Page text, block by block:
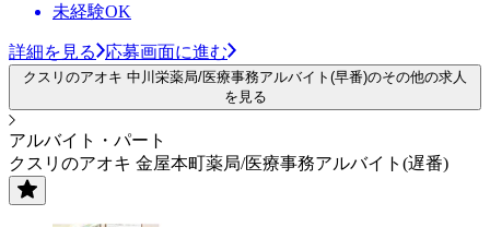
未経験OK
詳細を見る 応募画面に進む
クスリのアオキ 中川栄薬局/医療事務アルバイト(早番)のその他の求人
を見る
アルバイト・パート
クスリのアオキ 金屋本町薬局/医療事務アルバイト(遅番)